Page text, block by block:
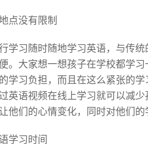
点没有限制
学习随时随地学习英语，与传
。大家想一想孩子在学校都学
学习负担，而且在这么紧张的
英语视频在线上学习就可以减
他们的心情变化，同时对他们的
学习时间